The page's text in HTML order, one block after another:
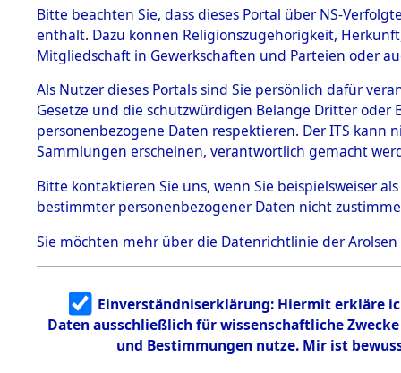
BESTÄNDE
1.
mente
5. Verschiedenes
5.3
Todesmärsche
5.3.1 Alliierte
Erhebungen
zu
Todesmärsch
en
5.3.2
Identifizierun
g
5.3.3
Todesmärsch
Dead -
Branch -
0078
Bitte beachten Sie, dass dieses Portal über NS-
enthält. Dazu können Religionszugehörigkeit,
Mitgliedschaft in Gewerkschaften und Parteien oder
Als Nutzer dieses Portals sind Sie persönlich dafür
Gesetze und die schutzwürdigen Belange Dritter
personenbezogene Daten respektieren. Der ITS
Sammlungen erscheinen, verantwortlich gemacht
Bitte kontaktieren Sie uns, wenn Sie beispielsweiser
bestimmter personenbezogener Daten nicht
Sie möchten mehr über die Datenrichtlinie der Arolsen
Einverständniserklärung: Hiermit erkläre
Daten ausschließlich für wissenschaftliche
und Bestimmungen nutze. Mir ist